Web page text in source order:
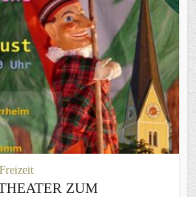
Freizeit
ZUM